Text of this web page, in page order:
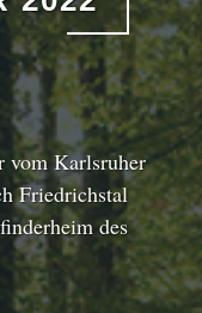
vom Karlsruher
Friedrichstal
des